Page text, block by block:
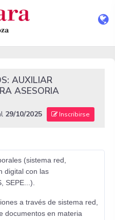
AUXILIAR
ASESORIA
29/10/2025 Inscribirse
(sistema red,
digital con las
SEPE...).
a través de sistema red,
documentos en materia